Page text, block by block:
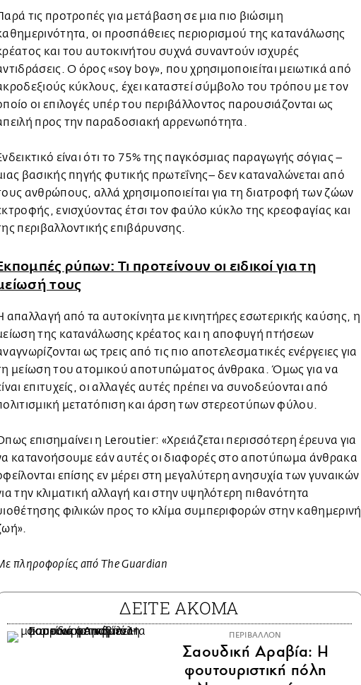
τις προτροπές για μετάβαση σε μια πιο βιώσιμη
οι προσπάθειες περιορισμού της κατανάλωσης
και του αυτοκινήτου συχνά συναντούν ισχυρές
Ο όρος «soy boy», που χρησιμοποιείται μειωτικά από
κύκλους, έχει καταστεί σύμβολο του τρόπου με τον
οι επιλογές υπέρ του περιβάλλοντος παρουσιάζονται ως
προς την παραδοσιακή αρρενωπότητα.
είναι ότι το 75% της παγκόσμιας παραγωγής σόγιας –
βασικής πηγής φυτικής πρωτεΐνης– δεν καταναλώνεται από
ανθρώπους, αλλά χρησιμοποιείται για τη διατροφή των ζώων
ενισχύοντας έτσι τον φαύλο κύκλο της κρεοφαγίας και
περιβαλλοντικής επιβάρυνσης.
ρύπων: Τι προτείνουν οι ειδικοί για τη
τους
απαλλαγή από τα αυτοκίνητα με κινητήρες εσωτερικής καύσης, η
της κατανάλωσης κρέατος και η αποφυγή πτήσεων
ως τρεις από τις πιο αποτελεσματικές ενέργειες για
μείωση του ατομικού αποτυπώματος άνθρακα. Όμως για να
επιτυχείς, οι αλλαγές αυτές πρέπει να συνοδεύονται από
μετατόπιση και άρση των στερεοτύπων φύλου.
επισημαίνει η Leroutier: «Χρειάζεται περισσότερη έρευνα για
κατανοήσουμε εάν αυτές οι διαφορές στο αποτύπωμα άνθρακα
επίσης εν μέρει στη μεγαλύτερη ανησυχία των γυναικών
την κλιματική αλλαγή και στην υψηλότερη πιθανότητα
φιλικών προς το κλίμα συμπεριφορών στην καθημερινή
πληροφορίες από The Guardian
ΔΕΙΤΕ ΑΚΟΜΑ
ΠΕΡΙΒΑΛΛΟΝ
Σαουδική Αραβία: Η
φουτουριστική πόλη